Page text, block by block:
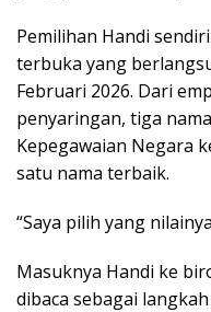
Pemilihan Handi
terbuka yang
Februari 2026. Dari
penyaringan, tiga
Kepegawaian Negara
satu nama terbaik.
“Saya pilih yang
Masuknya Handi ke
dibaca sebagai